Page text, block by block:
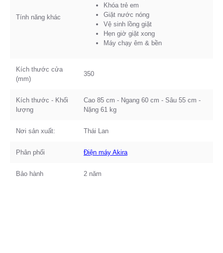
Tính năng khác
Khóa trẻ em
Giặt nước nóng
Vệ sinh lồng giặt
Hẹn giờ giặt xong
Máy chạy êm & bền
Kích thước cửa
(mm)
350
Kích thước - Khối
lượng
Cao 85 cm - Ngang 60 cm - Sâu 55 cm -
Nặng 61 kg
Nơi sản xuất: Thái Lan
Phân phối Điện máy Akira
Bảo hành 2 năm